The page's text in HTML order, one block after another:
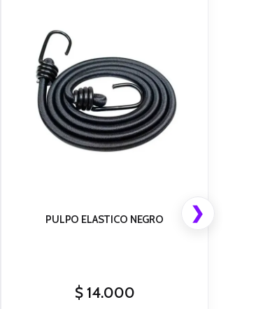
PULPO ELASTICO NEGRO
$14.000
❯